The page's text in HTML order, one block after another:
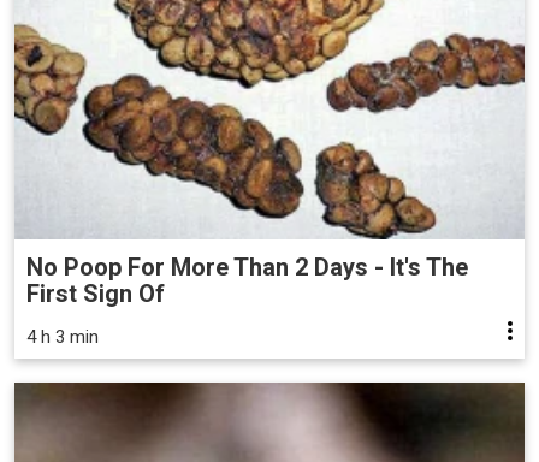
No Poop For More Than 2 Days - It's The
First Sign Of
4 h 3 min